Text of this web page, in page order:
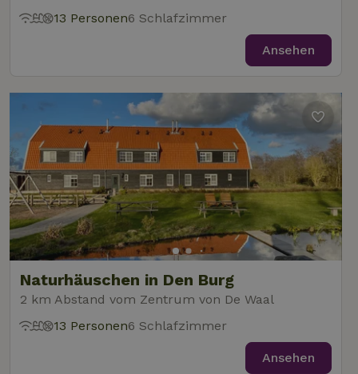
13 Personen6 Schlafzimmer
Ansehen
Naturhäuschen in Den Burg
2 km Abstand vom Zentrum von De Waal
13 Personen6 Schlafzimmer
Ansehen